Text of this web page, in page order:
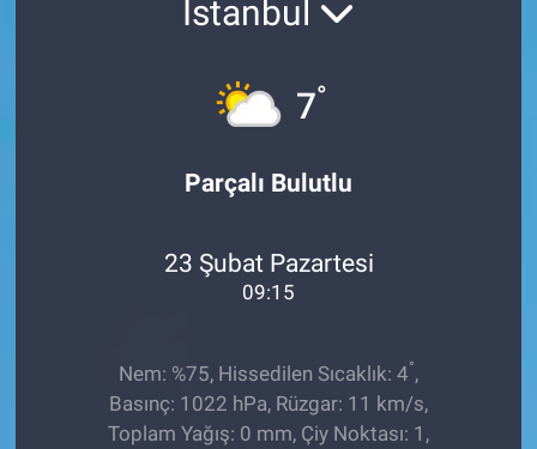
İstanbul
7°
Parçalı Bulutlu
23 Şubat Pazartesi
09:15
Nem: %75, Hissedilen Sıcaklık: 4°,
Basınç: 1022 hPa, Rüzgar: 11 km/s,
Toplam Yağış: 0 mm, Çiy Noktası: 1,